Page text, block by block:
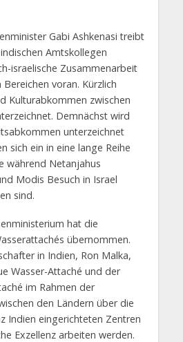
Gabi Ashkenasi treibt
Amtskollegen
israelische Zusammenarbeit
voran. Kürzlich
Kulturabkommen zwischen
Demnächst wird
unterzeichnet
sich ein in eine lange Reihe
während Netanjahus
Modis Besuch in Israel
sind.
hat die
übernommen.
in Indien, Ron Malka,
Wasser-Attaché und der
im Rahmen der
den Ländern über die
Indien eingerichteten Zentren
Exzellenz arbeiten werden.